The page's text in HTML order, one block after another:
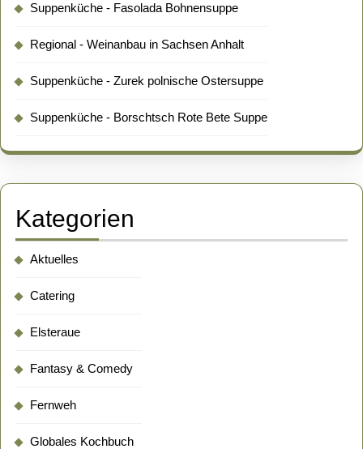
Suppenküche - Fasolada Bohnensuppe
Regional - Weinanbau in Sachsen Anhalt
Suppenküche - Zurek polnische Ostersuppe
Suppenküche - Borschtsch Rote Bete Suppe
Kategorien
Aktuelles
Catering
Elsteraue
Fantasy & Comedy
Fernweh
Globales Kochbuch